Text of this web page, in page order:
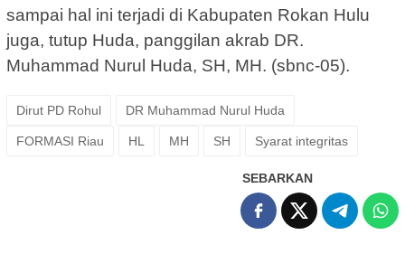
sampai hal ini terjadi di Kabupaten Rokan Hulu
juga, tutup Huda, panggilan akrab DR.
Muhammad Nurul Huda, SH, MH. (sbnc-05).
Dirut PD Rohul DR Muhammad Nurul Huda
FORMASI Riau HL MH SH Syarat integritas
SEBARKAN